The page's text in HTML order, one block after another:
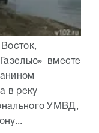
вместе
в реку
УМВД,